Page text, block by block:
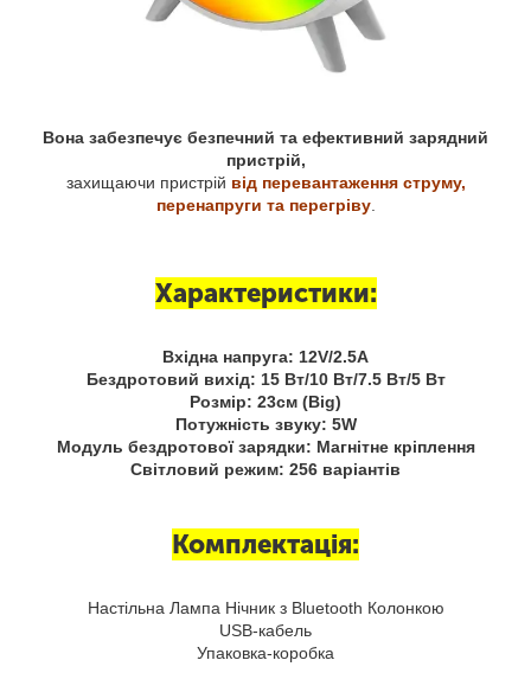
Вона забезпечує безпечний та ефективний зарядний
пристрій,
захищаючи пристрій від перевантаження струму,
перенапруги та перегріву.
Характеристики:
Вхідна напруга: 12V/2.5А
Бездротовий вихід: 15 Вт/10 Вт/7.5 Вт/5 Вт
Розмір: 23см (Big)
Потужність звуку: 5W
Модуль бездротової зарядки: Магнітне кріплення
Світловий режим: 256 варіантів
Комплектація:
Настільна Лампа Нічник з Bluetooth Колонкою
USB-кабель
Упаковка-коробка